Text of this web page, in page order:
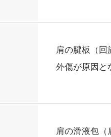
肩の腱板（
外傷が原因と
肩の滑液包